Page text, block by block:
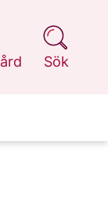
Sök
på 1177.se